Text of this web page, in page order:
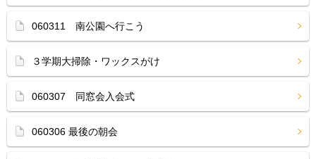
060311 南公園へ行こう
３学期大掃除・ワックスがけ
060307 同窓会入会式
060306 最後の朝会